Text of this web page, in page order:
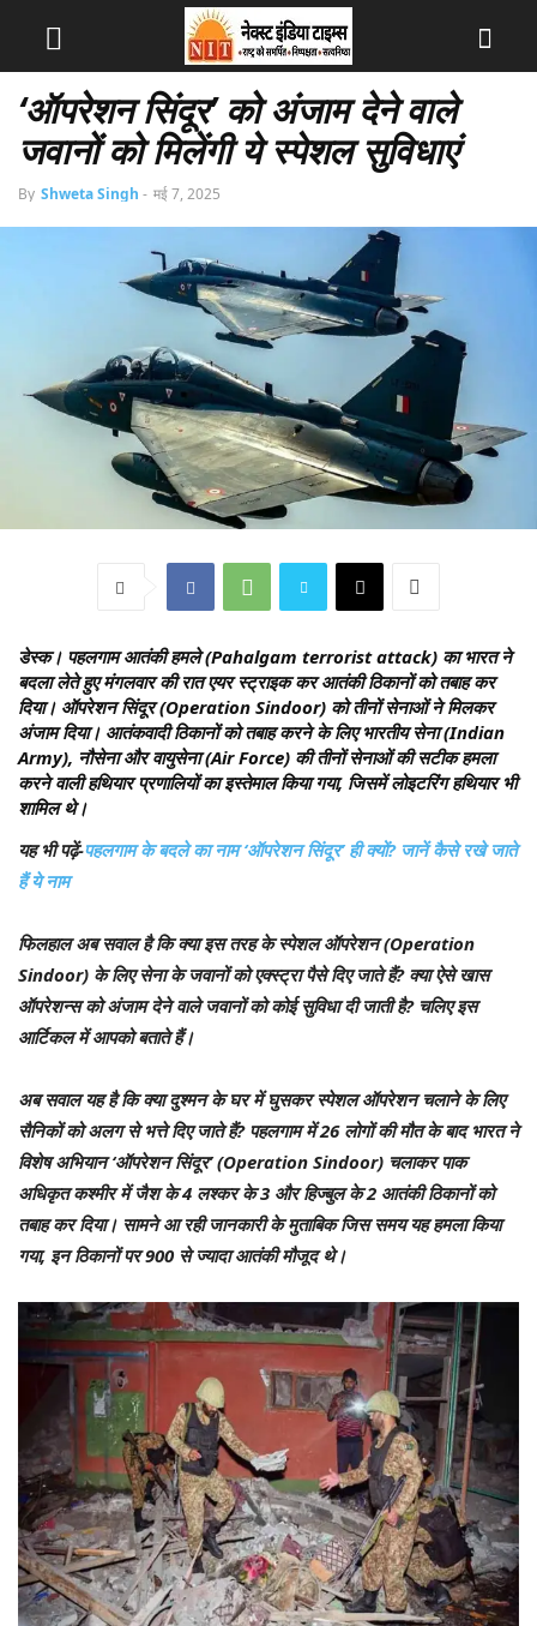
‘ऑपरेशन सिंदूर’ को अंजाम देने वाले
जवानों को मिलेंगी ये स्पेशल सुविधाएं
By Shweta Singh - मई 7, 2025
डेस्क। पहलगाम आतंकी हमले (Pahalgam terrorist attack) का भारत ने
बदला लेते हुए मंगलवार की रात एयर स्ट्राइक कर आतंकी ठिकानों को तबाह कर
दिया। ऑपरेशन सिंदूर (Operation Sindoor) को तीनों सेनाओं ने मिलकर
अंजाम दिया। आतंकवादी ठिकानों को तबाह करने के लिए भारतीय सेना (Indian
Army), नौसेना और वायुसेना (Air Force) की तीनों सेनाओं की सटीक हमला
करने वाली हथियार प्रणालियों का इस्तेमाल किया गया, जिसमें लोइटरिंग हथियार भी
शामिल थे।
यह भी पढ़ें-पहलगाम के बदले का नाम ‘ऑपरेशन सिंदूर’ ही क्यों? जानें कैसे रखे जाते
हैं ये नाम
फिलहाल अब सवाल है कि क्या इस तरह के स्पेशल ऑपरेशन (Operation
Sindoor) के लिए सेना के जवानों को एक्स्ट्रा पैसे दिए जाते हैं? क्या ऐसे खास
ऑपरेशन्स को अंजाम देने वाले जवानों को कोई सुविधा दी जाती है? चलिए इस
आर्टिकल में आपको बताते हैं।
अब सवाल यह है कि क्या दुश्मन के घर में घुसकर स्पेशल ऑपरेशन चलाने के लिए
सैनिकों को अलग से भत्ते दिए जाते हैं? पहलगाम में 26 लोगों की मौत के बाद भारत ने
विशेष अभियान ‘ऑपरेशन सिंदूर’ (Operation Sindoor) चलाकर पाक
अधिकृत कश्मीर में जैश के 4 लश्कर के 3 और हिज्बुल के 2 आतंकी ठिकानों को
तबाह कर दिया। सामने आ रही जानकारी के मुताबिक जिस समय यह हमला किया
गया, इन ठिकानों पर 900 से ज्यादा आतंकी मौजूद थे।